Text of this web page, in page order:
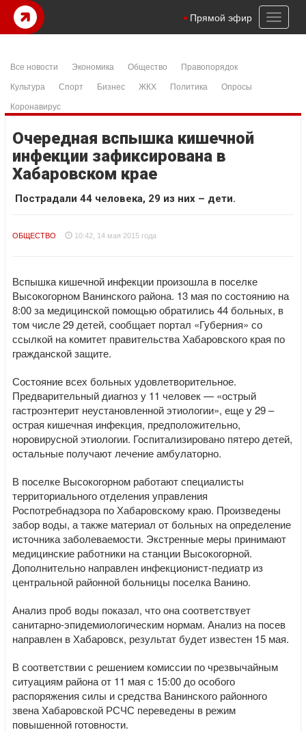
Toggle
Прямой эфир
Все новости Экономика Общество
Правопорядок
Культура
Спорт Бизнес ЖКХ Политика
Опросы
Коронавирус
Очередная вспышка кишечной
инфекции зафиксирована в
Хабаровском крае
Пострадали 44 человека, 29 из них – дети.
ОБЩЕСТВО 10:42, 14 мая 2015 года
Вспышка кишечной инфекции произошла в поселке
Высокогорном Ванинского района. 13 мая по состоянию на
8:00 за медицинской помощью обратились 44 больных, в
том числе 29 детей, сообщает портал «Губерния» со
ссылкой на комитет правительства Хабаровского края по
гражданской защите.
Состояние всех больных удовлетворительное.
Предварительный диагноз у 11 человек — «острый
гастроэнтерит неустановленной этиологии», еще у 29 –
острая кишечная инфекция, предположительно,
норовирусной этиологии. Госпитализировано пятеро детей,
остальные получают лечение амбулаторно.
В поселке Высокогорном работают специалисты
территориального отделения управления
Роспотребнадзора по Хабаровскому краю. Произведены
забор воды, а также материал от больных на определение
источника заболеваемости. Экстренные меры принимают
медицинские работники на станции Высокогорной.
Дополнительно направлен инфекционист-педиатр из
центральной районной больницы поселка Ванино.
Анализ проб воды показал, что она соответствует
санитарно-эпидемиологическим нормам. Анализ на посев
направлен в Хабаровск, результат будет известен 15 мая.
В соответствии с решением комиссии по чрезвычайным
ситуациям района от 11 мая с 15:00 до особого
распоряжения силы и средства Ванинского районного
звена Хабаровской РСЧС переведены в режим
повышенной готовности.